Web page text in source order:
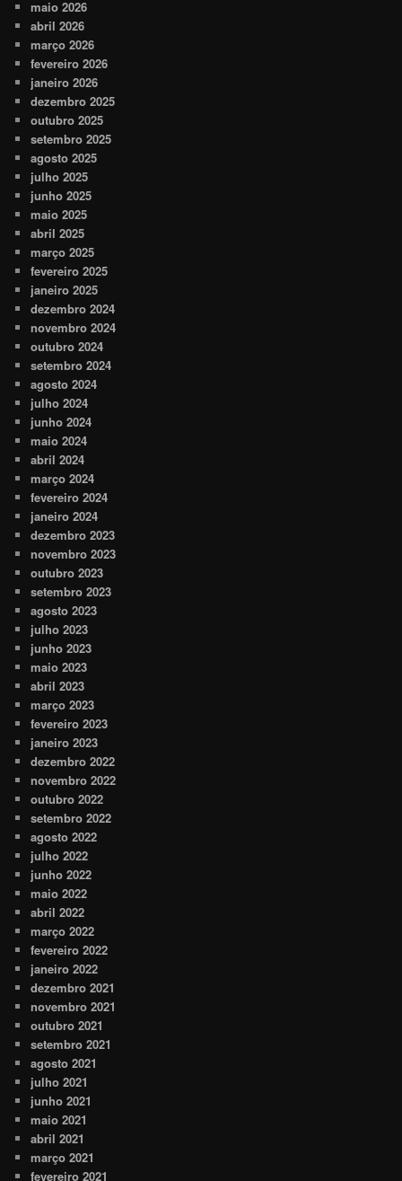
maio 2026
abril 2026
março 2026
fevereiro 2026
janeiro 2026
dezembro 2025
outubro 2025
setembro 2025
agosto 2025
julho 2025
junho 2025
maio 2025
abril 2025
março 2025
fevereiro 2025
janeiro 2025
dezembro 2024
novembro 2024
outubro 2024
setembro 2024
agosto 2024
julho 2024
junho 2024
maio 2024
abril 2024
março 2024
fevereiro 2024
janeiro 2024
dezembro 2023
novembro 2023
outubro 2023
setembro 2023
agosto 2023
julho 2023
junho 2023
maio 2023
abril 2023
março 2023
fevereiro 2023
janeiro 2023
dezembro 2022
novembro 2022
outubro 2022
setembro 2022
agosto 2022
julho 2022
junho 2022
maio 2022
abril 2022
março 2022
fevereiro 2022
janeiro 2022
dezembro 2021
novembro 2021
outubro 2021
setembro 2021
agosto 2021
julho 2021
junho 2021
maio 2021
abril 2021
março 2021
fevereiro 2021